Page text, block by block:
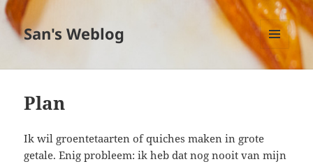
San's Weblog
MENU
EN
Plan
Ik wil groentetaarten of quiches maken in grote
getale. Enig probleem: ik heb dat nog nooit van mijn